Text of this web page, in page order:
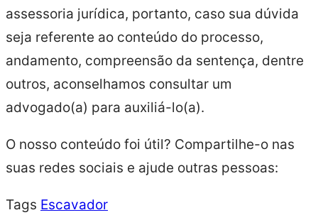
assessoria jurídica, portanto, caso sua dúvida
seja referente ao conteúdo do processo,
andamento, compreensão da sentença, dentre
outros, aconselhamos consultar um
advogado(a) para auxiliá-lo(a).
O nosso conteúdo foi útil? Compartilhe-o nas
suas redes sociais e ajude outras pessoas:
Tags Escavador